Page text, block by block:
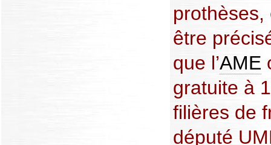
être
que l’AME
gratuite à
filières de
député